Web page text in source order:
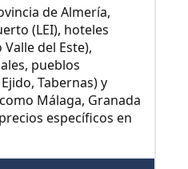
de Almería,
(LEI), hoteles
del Este),
pueblos
Tabernas) y
Málaga, Granada
específicos en